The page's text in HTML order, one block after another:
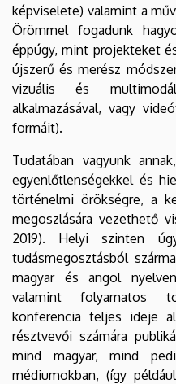
képviselete) valamint a
Örömmel fogadunk
éppúgy, mint projekteket
újszerű és merész
vizuális és
alkalmazásával, vagy
formáit).
Tudatában vagyunk
egyenlőtlenségekkel és
történelmi örökségre, a
megoszlására vezethető
2019). Helyi szinten
tudásmegosztásból
magyar és angol
valamint folyamatos
konferencia teljes ideje
résztvevői számára
mind magyar, mind
médiumokban, (így